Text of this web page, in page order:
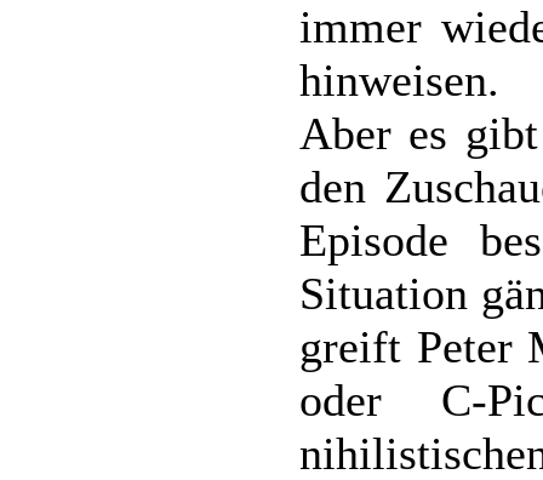
immer
hinweisen.
Aber es
den
Episode
Situation
greift Peter
oder C-